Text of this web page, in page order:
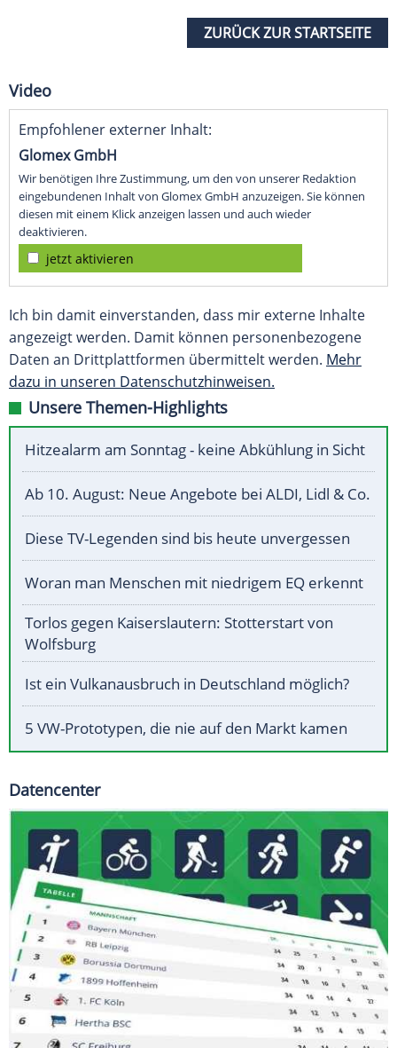
ZURÜCK ZUR STARTSEITE
Video
Empfohlener externer Inhalt:
Glomex GmbH
Wir benötigen Ihre Zustimmung, um den von unserer Redaktion
eingebundenen Inhalt von Glomex GmbH anzuzeigen. Sie können
diesen mit einem Klick anzeigen lassen und auch wieder
deaktivieren.
jetzt aktivieren
Ich bin damit einverstanden, dass mir externe Inhalte
angezeigt werden. Damit können personenbezogene
Daten an Drittplattformen übermittelt werden. Mehr
dazu in unseren Datenschutzhinweisen.
Unsere Themen-Highlights
Hitzealarm am Sonntag - keine Abkühlung in Sicht
Ab 10. August: Neue Angebote bei ALDI, Lidl & Co.
Diese TV-Legenden sind bis heute unvergessen
Woran man Menschen mit niedrigem EQ erkennt
Torlos gegen Kaiserslautern: Stotterstart von
Wolfsburg
Ist ein Vulkanausbruch in Deutschland möglich?
5 VW-Prototypen, die nie auf den Markt kamen
Datencenter